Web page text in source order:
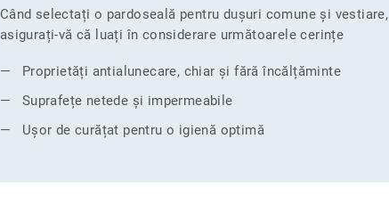
Când selectați o pardoseală pentru dușuri comune și vestiare,
asigurați-vă că luați în considerare următoarele cerințe
Proprietăți antialunecare, chiar și fără încălțăminte
Suprafețe netede și impermeabile
Ușor de curățat pentru o igienă optimă